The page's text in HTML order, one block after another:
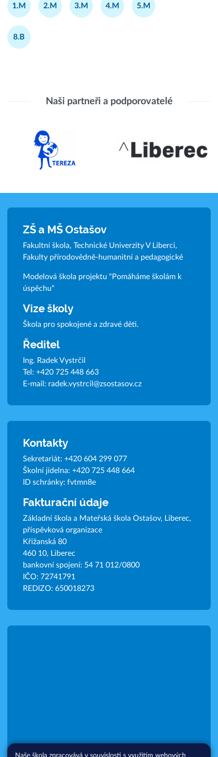
1.M 2.M 3.M 4.M 5.M
8.B
Naši partneři a podporovatelé
ZŠ a MŠ Ostašov
Fakultní škola, Technické Univerzity V Liberci,
Fakulty přírodovědně-humanitní a pedagogické
Modelová škola projektu "Pomáháme školám k
úspěchu"
Vize školy
Škola pro spokojené a zdravé děti.
Ředitel
Ing. Radek Vystrčil
Tel: +420 725 448 663
E-mail: radek.vystrcil@zsostasov.cz
Kontakty
Sekretariát: +420 604 299 077
Školní jídelna: +420 725 448 664
ID schránky: fvtmn8e
Fakturační údaje
Základní škola a Mateřská škola Ostašov, Liberec,
příspěvková organizace
Křižanská 80
460 10, Liberec
bankovní spojení: 54 71 012/0800
IČO: 72741791
REDIZO: 650018273
Naše škola zpracovává v souvislosti s využitím webových